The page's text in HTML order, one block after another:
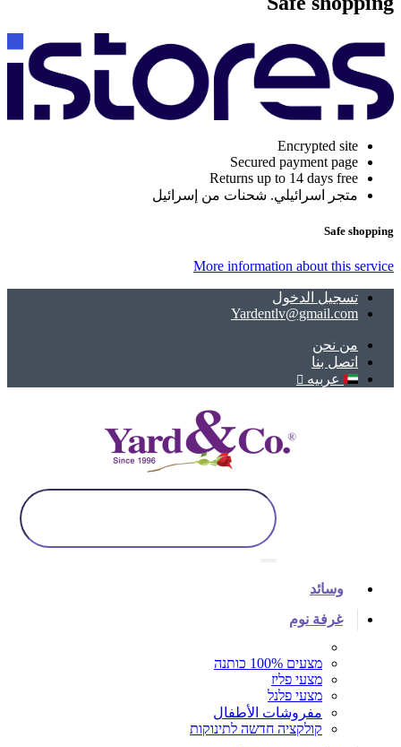
Encrypted site
Secured payment page
Returns up to 14 days free
متجر اسرائيلي. شحنات من إسرائيل
Safe shopping
More information about this service
تسجيل الدخول
Yardentlv@gmail.com
ﻣﻦ ﻧﺤﻦ
اتصل بنا
عربيه
وسائد
غرفة نوم
מצעים 100% כותנה
מצעי פליז
מצעי פלנל
مفروشات الأطفال
קולקציה חדשה לתינוקות